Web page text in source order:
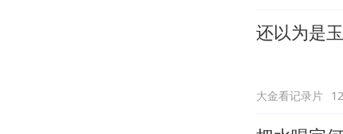
还以为是
大金看记录片